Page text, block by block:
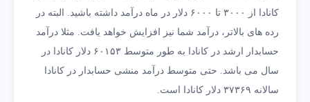
کانادا از ۳۰۰۰ تا ۶۰۰۰ دلار در ماه درآمد داشته باشید. البته در
رده های بالاتر، درآمد شما نیز افزایش خواهد یافت. مثلا درآمد
حسابدار ارشد در کانادا به طور متوسط ۶۰۱۵۳ دلار کانادا در
سال می ‌باشد. حتی متوسط درآمد منشی حسابدار در کانادا
سالانه ۳۷۳۶۹ دلار کانادا است.